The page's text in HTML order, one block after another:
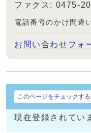
ファクス: 0475-
電話番号のかけ間違
お問い合わせフォ
このページをチェックする
現在登録されてい